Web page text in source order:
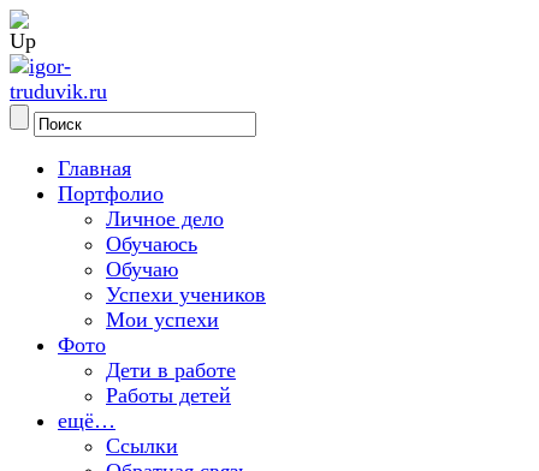
Главная
Портфолио
Личное дело
Обучаюсь
Обучаю
Успехи учеников
Мои успехи
Фото
Дети в работе
Работы детей
ещё…
Ссылки